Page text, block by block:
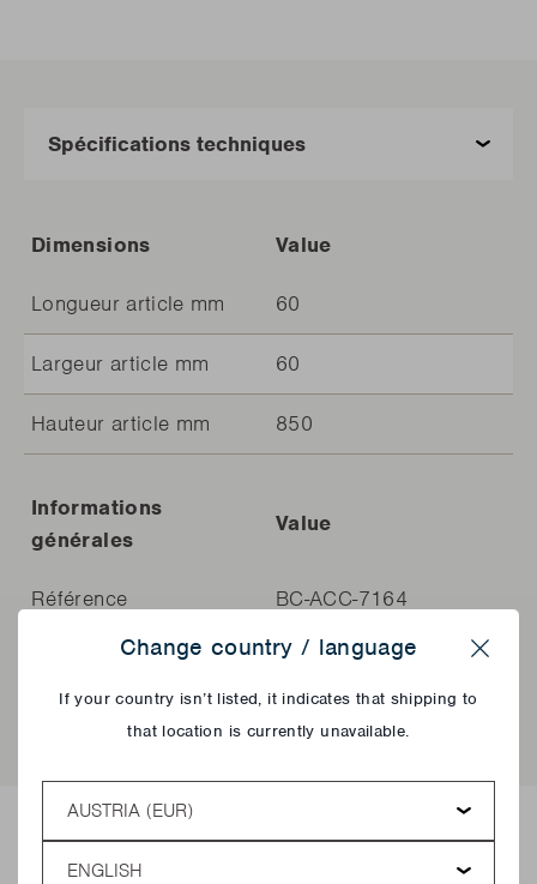
Dimensions Value
Longueur article mm 60
Largeur article mm 60
Hauteur article mm 850
Informations
générales
Value
Référence BC-ACC-7164
5400269216443
Recettes avec ce produit
Change country / language
If your country isn’t listed, it indicates that shipping to
that location is currently unavailable.
Country
Language